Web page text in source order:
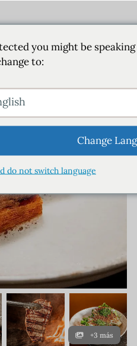
+3 más
you might be
to:
Change
do not switch language